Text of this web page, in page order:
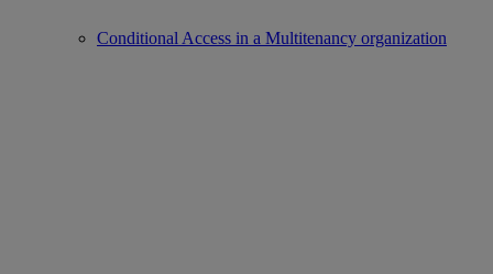
Conditional Access in a Multitenancy organization